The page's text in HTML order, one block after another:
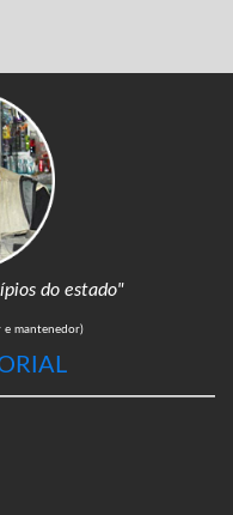
do estado"
e mantenedor)